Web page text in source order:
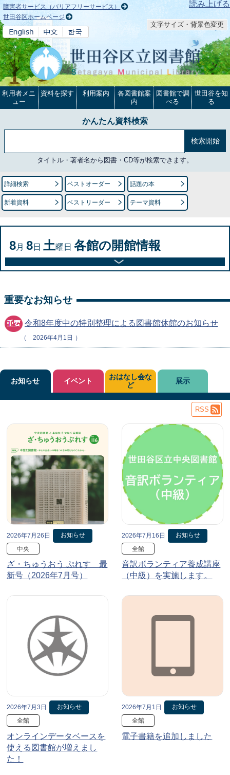
本文へ 読み上げる
障害者サービス（バリアフリーサービス）
世田谷区ホームページ
文字サイズ・背景色変更
利用者メニ
ュー
資料を探す 利用案内
各図書館案
内
図書館で調
べる
世田谷を知
る
かんたん資料検索
タイトル・著者名から図書・CD等が検索できます。
詳細検索 ベストオーダー 話題の本
新着資料 ベストリーダー テーマ資料
8月 8日 土曜日 各館の開館情報
重要なお知らせ
令和8年度中の特別整理による図書館休館のお知らせ
2026年4月1日
お知らせ
2026年7月26日
お知らせ
中央
ざ・ちゅうおう ぷれす 最
新号（2026年7月号）
2026年7月16日
お知らせ
全館
音訳ボランティア養成講座
（中級）を実施します。
2026年7月3日
お知らせ
全館
オンラインデータベースを
使える図書館が増えまし
た！
2026年7月1日
お知らせ
全館
電子書籍を追加しました
イベント
おはなし会な
ど
展示
RSS